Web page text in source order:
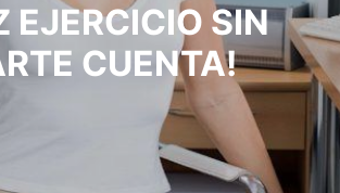
EJERCICIO SIN
CUENTA!